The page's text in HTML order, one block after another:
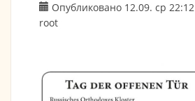
Опубликовано 12.09. ср
root